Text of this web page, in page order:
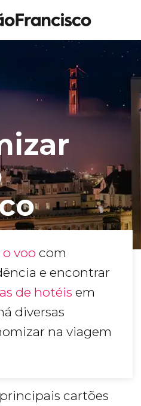
voo com
e encontrar
de hotéis em
diversas
na viagem
cartões